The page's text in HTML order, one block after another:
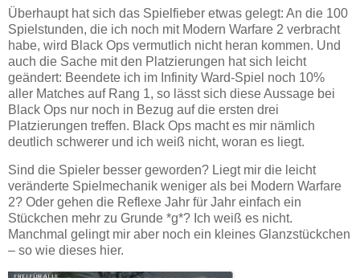
Überhaupt hat sich das Spielfieber etwas gelegt: An die 100
Spielstunden, die ich noch mit Modern Warfare 2 verbracht
habe, wird Black Ops vermutlich nicht heran kommen. Und
auch die Sache mit den Platzierungen hat sich leicht
geändert: Beendete ich im Infinity Ward-Spiel noch 10%
aller Matches auf Rang 1, so lässt sich diese Aussage bei
Black Ops nur noch in Bezug auf die ersten drei
Platzierungen treffen. Black Ops macht es mir nämlich
deutlich schwerer und ich weiß nicht, woran es liegt.
Sind die Spieler besser geworden? Liegt mir die leicht
veränderte Spielmechanik weniger als bei Modern Warfare
2? Oder gehen die Reflexe Jahr für Jahr einfach ein
Stückchen mehr zu Grunde *g*? Ich weiß es nicht.
Manchmal gelingt mir aber noch ein kleines Glanzstückchen
– so wie dieses hier.